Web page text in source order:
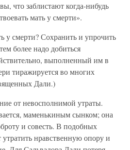
что заблистают когда-нибудь
мать у смерти».
у смерти? Сохранить и упрочить
более надо добиться
выполненный им в
тиражируется во многих
Дали.)
от невосполнимой утраты.
маменькиным сынком; она
и совесть. В подобных
нравственную опору и